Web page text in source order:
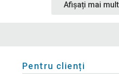
Afișați mai
Pentru clienți